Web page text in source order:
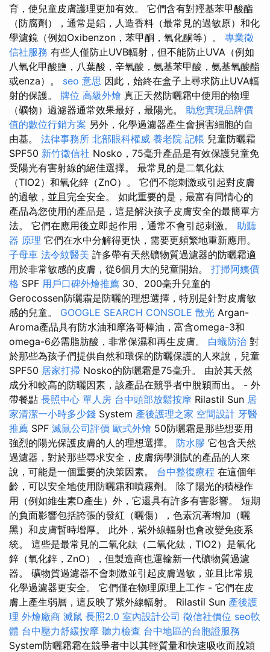
育，使兒童皮膚護理更加有效。 它們含有對羥基苯甲酸酯
（防腐劑），通常是鋁，人造香料（最常見的過敏原）和化
學濾鏡（例如Oxibenzon，苯甲酮，氧化酮等）。 專業徵
信社服務 有些人僅防止UVB輻射，但不能防止UVA（例如
八氧化甲酸鹽，八葉酸，辛氧酸，氨基苯甲酸，氨基氧酸酯
或enza）。 seo 意思 因此，始終在盒子上尋求防止UVA輻
射的保護。 牌位 高級外燴 真正天然防曬霜中使用的物理
（礦物）過濾器通常效果最好，最陽光。 助您實現品牌價
值的數位行銷方案 另外，化學過濾器產生會損害細胞的自
由基。 法律事務所 北部眼科權威 養老院 記帳 兒童防曬霜
SPF50 新竹徵信社 Nosko，75毫升產品是有效保護兒童免
受陽光有害射線的絕佳選擇。 最常見的是二氧化鈦
（TIO2）和氧化鋅（ZnO）。 它們不能刺激或引起對皮膚
的過敏，並且完全安全。 如此重要的是，最富有同情心的
產品為您使用的產品是，這是解決孩子皮膚安全的最簡單方
法。 它們在應用後立即起作用，通常不會引起刺激。 助聽
器 原理 它們在水中分解得更快，需要更頻繁地重新應用。
子母車 法令紋醫美 許多帶有天然礦物質過濾器的防曬霜適
用於非常敏感的皮膚，從6個月大的兒童開始。 打掃阿姨價
格 SPF 用戶口碑外燴推薦 30、200毫升兒童的
Gerocossen防曬霜是防曬的理想選擇，特別是針對皮膚敏
感的兒童。 GOOGLE SEARCH CONSOLE 散光 Argan-
Aroma產品具有防水油和摩洛哥棒油，富含omega-3和
omega-6必需脂肪酸，非常保濕和再生皮膚。 白蟻防治 對
於那些為孩子們提供自然和環保的防曬保護的人來說，兒童
SPF50 居家打掃 Nosko的防曬霜是75毫升。 由於其天然
成分和較高的防曬因素，該產品在競爭者中脫穎而出。 - 外
帶餐點 長照中心 單人房 台中頭部放鬆按摩 Rilastil Sun 居
家清潔一小時多少錢 System 產後護理之家 空間設計 牙醫
推薦 SPF 滅鼠公司評價 歐式外燴 50防曬霜是那些想要用
強烈的陽光保護皮膚的人的理想選擇。 防水膠 它包含天然
過濾器，對於那些尋求安全，皮膚病學測試的產品的人來
說，可能是一個重要的決策因素。 台中整復療程 在這個年
齡，可以安全地使用防曬霜和噴霧劑。 除了陽光的積極作
用（例如維生素D產生）外，它還具有許多有害影響。 短期
的負面影響包括誇張的發紅（曬傷），色素沉著增加（曬
黑）和皮膚暫時增厚。 此外，紫外線輻射也會改變免疫系
統。 這些是最常見的二氧化鈦（二氧化鈦，TIO2）是氧化
鋅（氧化鋅，ZnO），但製造商也運輸新一代礦物質過濾
器。 礦物質過濾器不會刺激並引起皮膚過敏，並且比常規
化學過濾器更安全。 它們僅在物理原理上工作 - 它們在皮
膚上產生弱層，這反映了紫外線輻射。 Rilastil Sun 產後護
理 外燴廠商 滅鼠 長照2.0 室內設計公司 徵信社價位 seo軟
體 台中壓力舒緩按摩 聽力檢查 台中地區的台胞證服務
System防曬霜霜在競爭者中以其輕質量和快速吸收而脫穎